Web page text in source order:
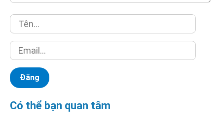
Có thể bạn quan tâm